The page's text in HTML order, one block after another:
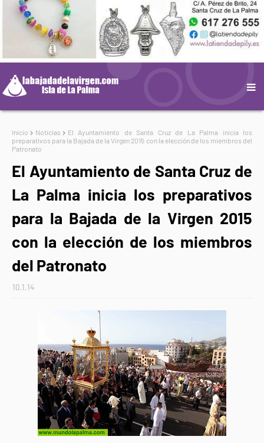
Inicio Noticias
El Ayuntamiento de Santa Cruz de La Palma inicia los
preparativos para la Bajada de la Virgen 2015 con la elección de los miembros del
Patronato
El Ayuntamiento de Santa Cruz de
La Palma inicia los preparativos
para la Bajada de la Virgen 2015
con la elección de los miembros
del Patronato
10.1.14